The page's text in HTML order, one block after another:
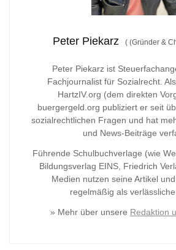
Peter Piekarz ((Gründer &
Peter Piekarz ist
Fachjournalist für Sozialrecht.
HartzIV.org (dem direkten
buergergeld.org publiziert er seit
sozialrechtlichen Fragen und hat
und News-Beiträge
Führende Schulbuchverlage (wie
Bildungsverlag EINS, Friedrich
Medien nutzen seine Artikel
regelmäßig als verlässliche
» Mehr über unsere Redaktion